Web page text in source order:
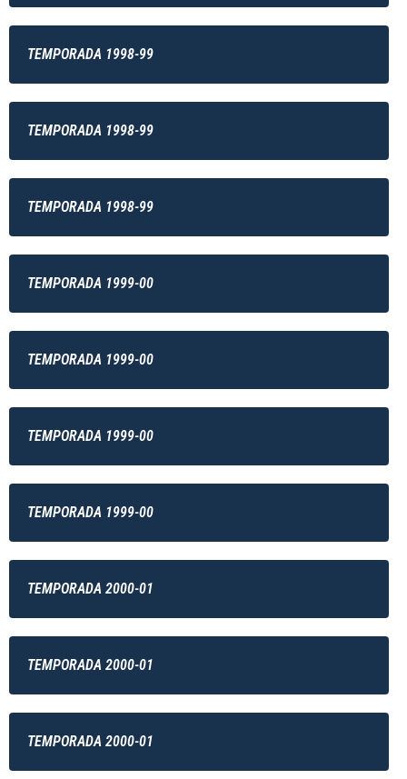
TEMPORADA 1998-99
TEMPORADA 1998-99
TEMPORADA 1998-99
TEMPORADA 1999-00
TEMPORADA 1999-00
TEMPORADA 1999-00
TEMPORADA 1999-00
TEMPORADA 2000-01
TEMPORADA 2000-01
TEMPORADA 2000-01